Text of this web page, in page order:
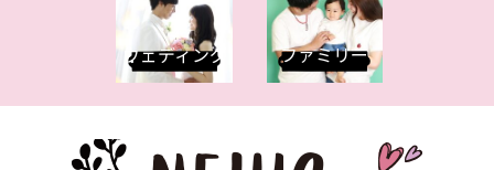
ウェディング ファミリー